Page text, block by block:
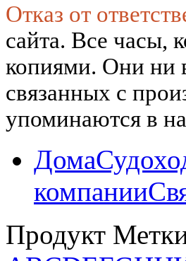
Отказ от
сайта. Все часы,
копиями. Они ни
связанных с
упоминаются в
Дома
компании
Продукт